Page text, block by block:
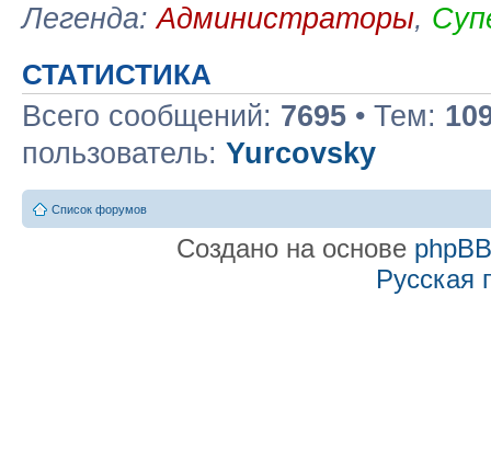
Легенда:Администраторы,
СТАТИСТИКА
Всего сообщений: 7695 • Тем:
пользователь: Yurcovsky
Список форумов
Создано на основе phpBB
Русская